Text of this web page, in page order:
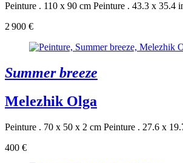
Peinture . 110 x 90 cm Peinture . 43.3 x 35.4
2 900 €
Summer breeze
Melezhik Olga
Peinture . 70 x 50 x 2 cm Peinture . 27.6 x
400 €